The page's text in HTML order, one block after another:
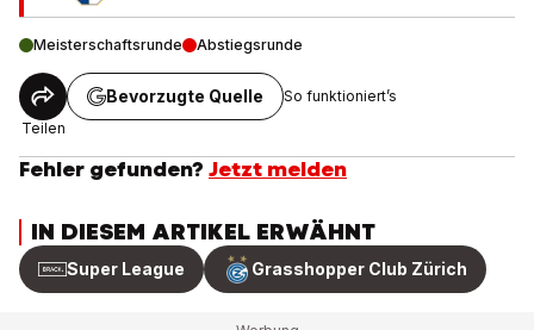
Meisterschaftsrunde Abstiegsrunde
Teilen
Bevorzugte Quelle So funktioniert’s
Fehler gefunden? Jetzt melden
IN DIESEM ARTIKEL ERWÄHNT
Super League Grasshopper Club Zürich